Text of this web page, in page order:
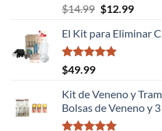
Valorado
con
de 5
$14.99 El
original
era:
$12.99El
actual
El Kit para Eliminar
Valorado
con
de 5
$49.99
Kit de Veneno y
Bolsas de Veneno y